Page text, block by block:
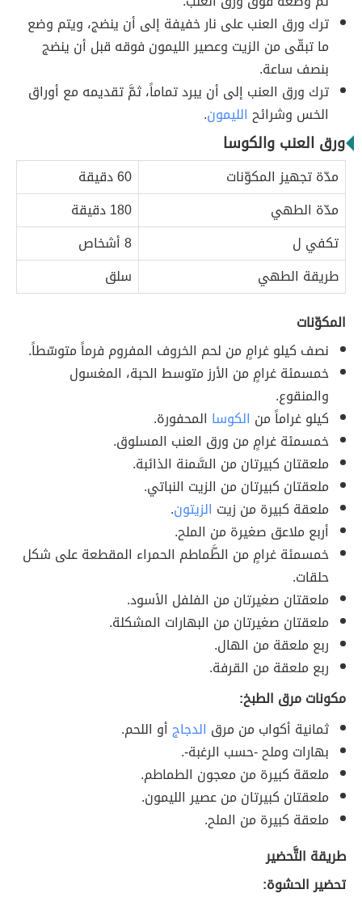
ترك ورق العنب على نار خفيفة إلى أن ينضج، ويتم وضع
ما تبقّى من الزيت وعصير الليمون فوقه قبل أن ينضج
بنصف ساعة.
ترك ورق العنب إلى أن يبرد تماماً، ثمَّ تقديمه مع أوراق
الخس وشرائح الليمون.
ورق العنب والكوسا
مدّة تجهيز المكوّنات
60 دقيقة
مدّة الطهي
180 دقيقة
تكفي ل
8 أشخاص
طريقة الطهي
سلق
المكوّنات
نصف كيلو غرامٍ من لحم الخروف المفروم فرماً متوسّطاً.
خمسمئة غرامٍ من الأرز متوسط الحبة، المغسول
والمنقوع.
كيلو غراماً من الكوسا المحفورة.
خمسمئة غرامٍ من ورق العنب المسلوق.
ملعقتان كبيرتان من السَّمنة الذائبة.
ملعقتان كبيرتان من الزيت النباتي.
ملعقة كبيرة من زيت الزيتون.
أربع ملاعق صغيرة من الملح.
خمسمئة غرامٍ من الطَّماطم الحمراء المقطعة على شكل
حلقات.
ملعقتان صغيرتان من الفلفل الأسود.
ملعقتان صغيرتان من البهارات المشكلة.
ربع ملعقة من الهال.
ربع ملعقة من القرفة.
مكونات مرق الطبخ:
ثمانية أكواب من مرق الدجاجأو اللحم.
بهارات وملح -حسب الرغبة-.
ملعقة كبيرة من معجون الطماطم.
ملعقتان كبيرتان من عصير الليمون.
ملعقة كبيرة من الملح.
طريقة التَّحضير
تحضير الحشوة: